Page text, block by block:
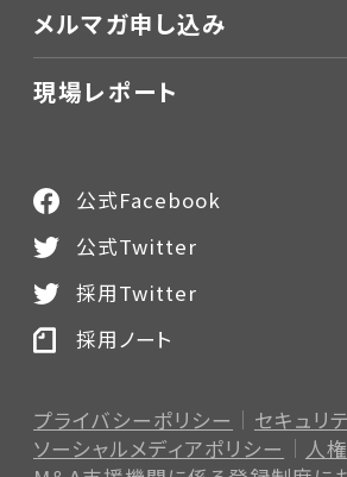
メルマガ申し込み
現場レポート
プライバシーポリシー
セキュリ
ソーシャルメディアポリシー
人
公式Facebook
公式Twitter
採用Twitter
採用ノート